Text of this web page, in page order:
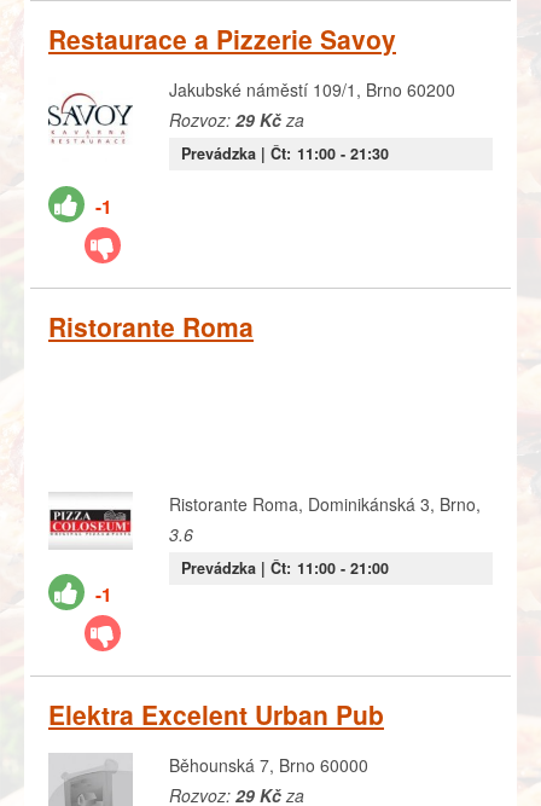
Restaurace a Pizzerie Savoy
-1
Jakubské náměstí 109/1, Brno 60200
Rozvoz: 29 Kčza
Prevádzka | Čt: 11:00- 21:30
Ristorante Roma
-1
Ristorante Roma, Dominikánská 3, Brno,
3.6
Prevádzka | Čt: 11:00- 21:00
Elektra Excelent Urban Pub
Běhounská 7, Brno 60000
Rozvoz: 29 Kčza